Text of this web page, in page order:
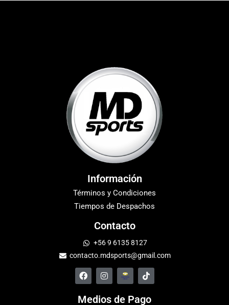
Información
Términos y Condiciones
Tiempos de Despachos
Contacto
+56 9 6135 8127
contacto.mdsports@gmail.com
Medios de Pago